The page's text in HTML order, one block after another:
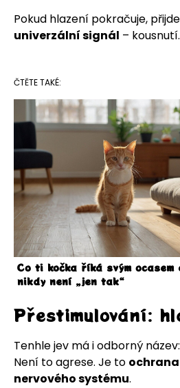
Pokud hlazení pokračuje, přijde
univerzální signál – kousnutí.
ČTĚTE TAKÉ:
Co ti kočka říká svým
nikdy není „jen tak“
Přestimulování:
Tenhle jev má i odborný název:
Není to agrese. Je to
nervového systému.